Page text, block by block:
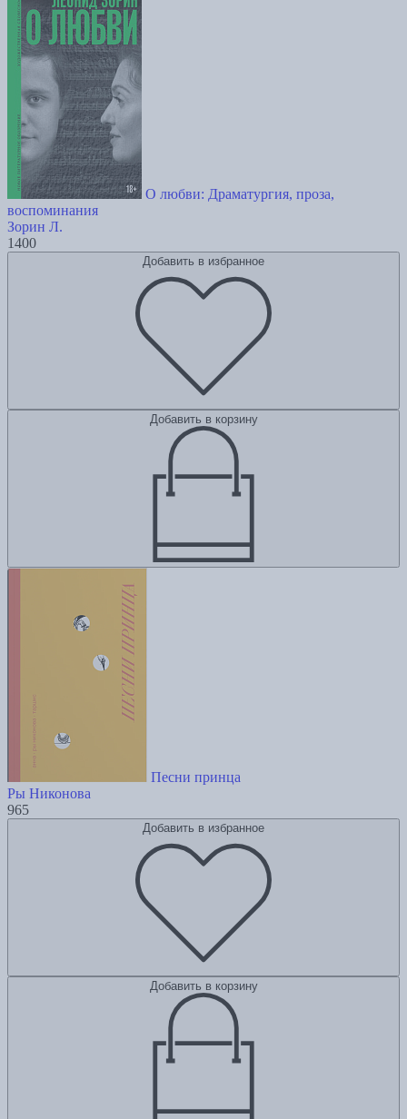
О любви: Драматургия, проза,
воспоминания
Зорин Л.
1400
Добавить в избранное
Добавить в корзину
Песни принца
Ры Никонова
965
Добавить в избранное
Добавить в корзину